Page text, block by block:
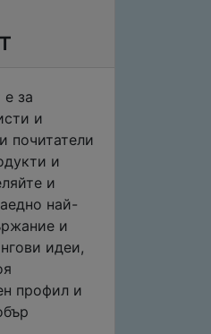
за
и
почитатели
и
и
най-
и
идеи,
профил и